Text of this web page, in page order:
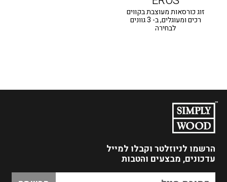
זוג כורסאות מעוצבת בקווים
רכים ומעוגלים, ב- 3 גוונים
לבחירה
הרשמו לניוזלטר וקבלו למייל
עדכונים, מבצעים והטבות